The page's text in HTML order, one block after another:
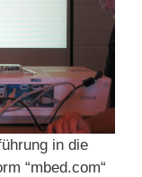
in die
“mbed.com“